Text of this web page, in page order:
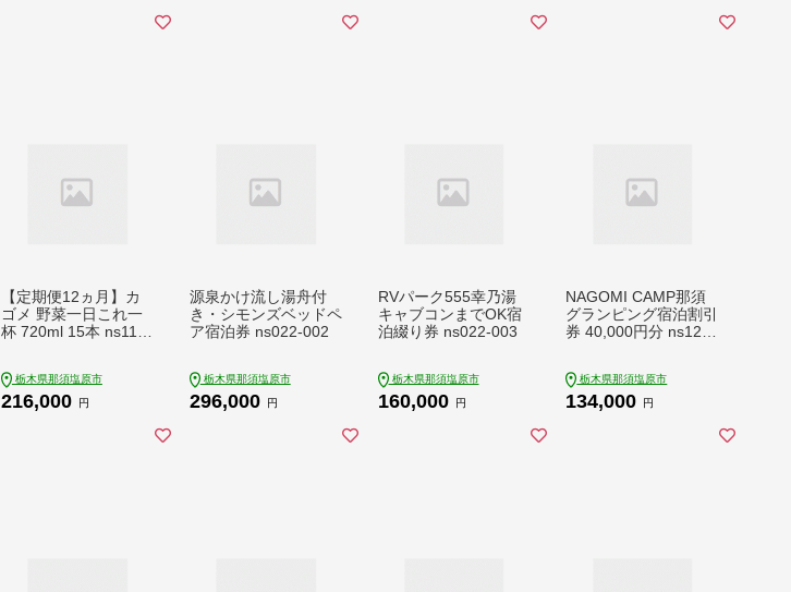
【定期便12ヵ月】カ
ゴメ 野菜一日これ一
杯 720ml 15本 ns111-
栃木県那須塩原市
216,000 円
源泉かけ流し湯舟付
き・シモンズベッドペ
ア宿泊券 ns022-002
栃木県那須塩原市
296,000 円
RVパーク555幸乃湯
キャブコンまでOK宿
泊綴り券 ns022-003
栃木県那須塩原市
160,000 円
NAGOMI CAMP那須
グランピング宿泊割引
券 40,000円分 ns128-
栃木県那須塩原市
134,000 円